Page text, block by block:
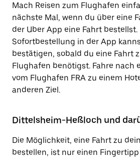
Mach Reisen zum Flughafen
nächste Mal, wenn du über eine
der Uber App eine Fahrt
Sofortbestellung in der App
bestätigen, sobald du eine Fahrt
Flughafen benötigst. Fahre nach
vom Flughafen FRA zu einem
anderen Ziel.
Dittelsheim-Heßloch und
Die Möglichkeit, eine Fahrt zu
bestellen, ist nur einen